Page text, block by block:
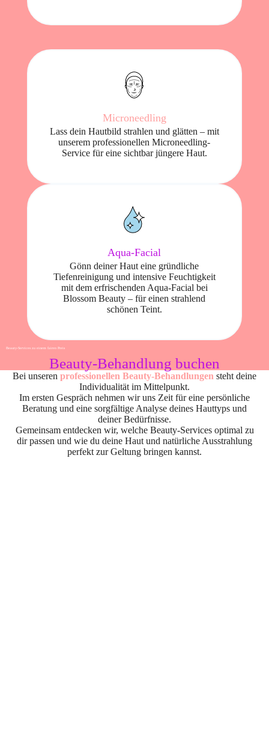
Microneedling
Lass dein Hautbild strahlen und glätten – mit
unserem professionellen Microneedling-
Service für eine sichtbar jüngere Haut.
Aqua-Facial
Gönn deiner Haut eine gründliche
Tiefenreinigung und intensive Feuchtigkeit
mit dem erfrischenden Aqua-Facial bei
Blossom Beauty – für einen strahlend
schönen Teint.
Beauty-Services zu einem fairen Preis
Beauty-Behandlung buchen
Bei unseren professionellen Beauty-Behandlungen steht deine
Individualität im Mittelpunkt.
Im ersten Gespräch nehmen wir uns Zeit für eine persönliche
Beratung und eine sorgfältige Analyse deines Hauttyps und
deiner Bedürfnisse.
Gemeinsam entdecken wir, welche Beauty-Services optimal zu
dir passen und wie du deine Haut und natürliche Ausstrahlung
perfekt zur Geltung bringen kannst.